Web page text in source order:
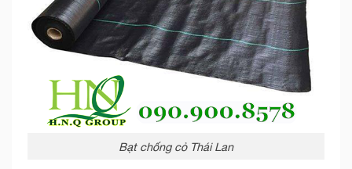
Bạt chống cỏ Thái Lan